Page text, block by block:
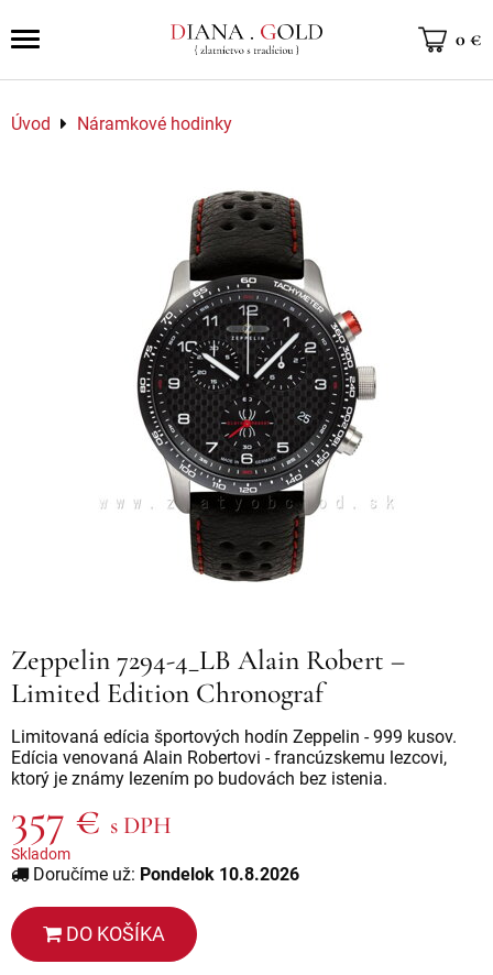
0 €
Úvod Náramkové hodinky
Zeppelin 7294-4_LB Alain Robert –
Limited Edition Chronograf
Limitovaná edícia športových hodín Zeppelin - 999 kusov.
Edícia venovaná Alain Robertovi - francúzskemu lezcovi,
ktorý je známy lezením po budovách bez istenia.
357 € s DPH
Skladom
Doručíme už: Pondelok 10.8.2026
DO KOŠÍKA